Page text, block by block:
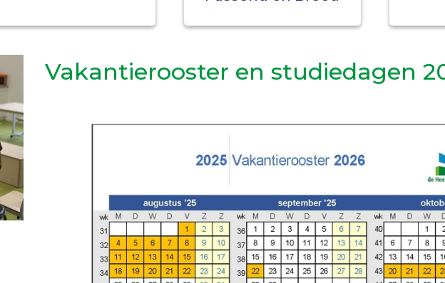
Vakantierooster en studiedagen